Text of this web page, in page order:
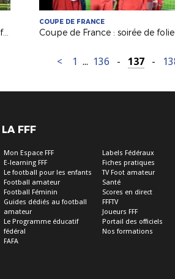
Hommage à Henri Michel, légende du foot français
COUPE DE FRANCE
< 1 ... 136 - 137 -
LA FFF
Mon Espace FFF
E-learning FFF
Le football pour les enfants
Football amateur
Football Féminin
Guides dédiés au football
amateur
Le Programme éducatif
fédéral
FAFA
Labels Fédéraux
Fiches pratiques
TV Foot amateur
Santé
Scores en direct
FFFTV
Joueurs FFF
Portail des officiels
Nos formations